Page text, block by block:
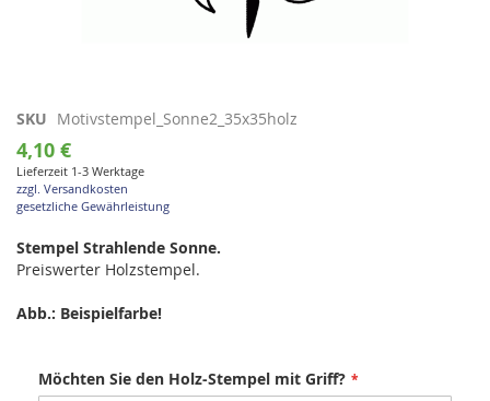
Zum
Anfang
der
Bildgalerie
springen
SKU Motivstempel_Sonne2_35x35holz
4,10 €
Lieferzeit 1-3 Werktage
zzgl. Versandkosten
gesetzliche Gewährleistung
Stempel Strahlende Sonne.
Preiswerter Holzstempel.
Abb.: Beispielfarbe!
Möchten Sie den Holz-Stempel mit Griff?